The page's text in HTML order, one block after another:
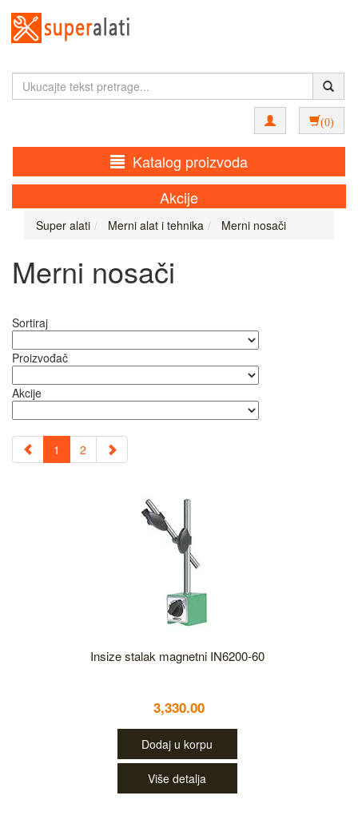
(0)
Katalog proizvoda
Akcije
Super alati Merni alat i tehnika Merni nosači
Merni nosači
Sortiraj
Proizvođač
Akcije
1 2
Insize stalak magnetni IN6200-60
3,330.00
Dodaj u korpu
Više detalja